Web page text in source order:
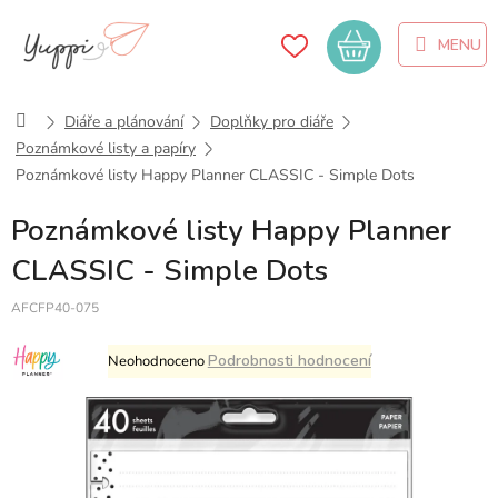
obsah
Nákupní
košík
DomůDiáře a plánování
Doplňky pro diáře
Poznámkové listy a papíry
Poznámkové listy Happy Planner CLASSIC - Simple Dots
Poznámkové listy Happy Planner
CLASSIC - Simple Dots
AFCFP40-075
Průměrné
hodnocení
produktu
je
0,0
z
5
NeohodnocenoPodrobnosti hodnocení